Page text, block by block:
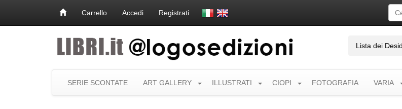
Carrello Accedi Registrati
Lista dei
SERIE SCONTATE ART GALLERY ILLUSTRATI CIOPI FOTOGRAFIA VARIA